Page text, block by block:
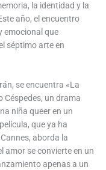
la identidad y la
año, el encuentro
emocional que
séptimo arte en
se encuentra «La
Céspedes, un drama
niña queer en un
que ya ha
aborda la
amor se convierte en un
apenas a un